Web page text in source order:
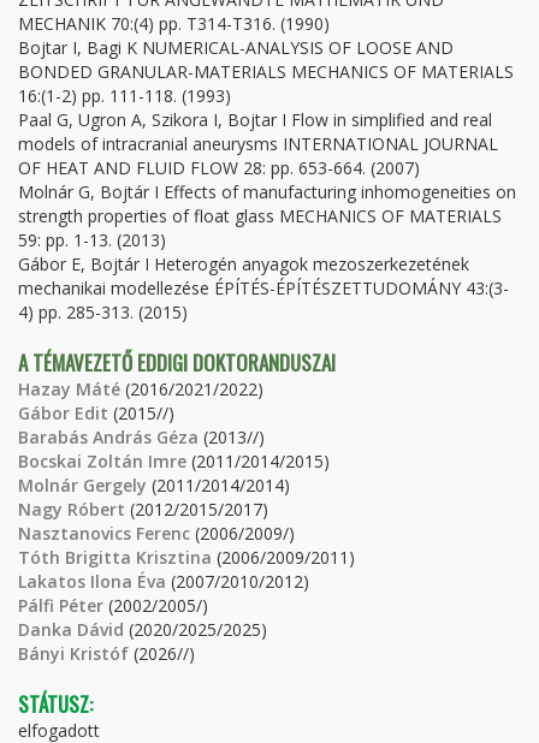
MECHANIK 70:(4) pp. T314-T316. (1990)
Bojtar I, Bagi K NUMERICAL-ANALYSIS OF LOOSE AND
BONDED GRANULAR-MATERIALS MECHANICS OF MATERIALS
16:(1-2) pp. 111-118. (1993)
Paal G, Ugron A, Szikora I, Bojtar I Flow in simplified and real
models of intracranial aneurysms INTERNATIONAL JOURNAL
OF HEAT AND FLUID FLOW 28: pp. 653-664. (2007)
Molnár G, Bojtár I Effects of manufacturing inhomogeneities on
strength properties of float glass MECHANICS OF MATERIALS
59: pp. 1-13. (2013)
Gábor E, Bojtár I Heterogén anyagok mezoszerkezetének
mechanikai modellezése ÉPÍTÉS-ÉPÍTÉSZETTUDOMÁNY 43:(3-
4) pp. 285-313. (2015)
A TÉMAVEZETŐ EDDIGI DOKTORANDUSZAI
Hazay Máté (2016/2021/2022)
Gábor Edit (2015//)
Barabás András Géza (2013//)
Bocskai Zoltán Imre (2011/2014/2015)
Molnár Gergely (2011/2014/2014)
Nagy Róbert (2012/2015/2017)
Nasztanovics Ferenc (2006/2009/)
Tóth Brigitta Krisztina (2006/2009/2011)
Lakatos Ilona Éva (2007/2010/2012)
Pálfi Péter (2002/2005/)
Danka Dávid (2020/2025/2025)
Bányi Kristóf (2026//)
STÁTUSZ:
elfogadott